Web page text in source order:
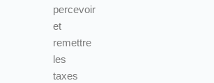
percevoir
et
remettre
les
taxes